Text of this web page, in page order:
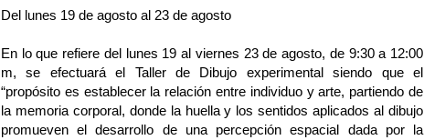
Del lunes 19 de agosto al 23 de agosto
En lo que refiere del lunes 19 al viernes 23 de agosto, de 9:30 a 12:00
m, se efectuará el Taller de Dibujo experimental siendo que el
“propósito es establecer la relación entre individuo y arte, partiendo de
la memoria corporal, donde la huella y los sentidos aplicados al dibujo
promueven el desarrollo de una percepción espacial dada por la